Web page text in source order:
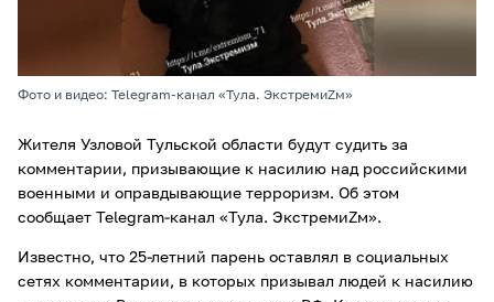
Фото и видео: Telegram-канал «Тула. ЭкстремиZм»
Жителя Узловой Тульской области будут судить за
комментарии, призывающие к насилию над российскими
военными и оправдывающие терроризм. Об этом
сообщает Telegram-канал «Тула. ЭкстремиZм».
Известно, что 25-летний парень оставлял в социальных
сетях комментарии, в которых призывал людей к насилию